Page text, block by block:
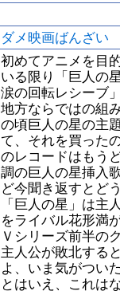
ダメ映画ばんざい
初めてアニメを目
いる限り「巨人
涙の回転レシーブ
地方ならではの組
の頃巨人の星の主
て、それを買った
のレコードはもう
調の巨人の星挿入
ど今聞き返すとど
「巨人の星」は主
をライバル花形満
Ｖシリーズ前半の
主人公が敗北する
よ、いま気がつい
とはいえ、これは